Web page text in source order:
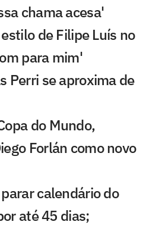
chama acesa'
de Filipe Luís no
para mim'
Perri se aproxima de
do Mundo,
Forlán como novo
calendário do
até 45 dias;